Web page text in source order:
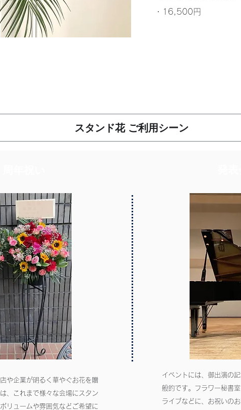
・16,500円
​スタンド花 ご利用シーン
や企業が明るく華やぐお花を贈
、これまで様々な会場にスタン
リュームや雰囲気などご希望に
イベントには、御出演の
般的です。フラワー秘書
ライブなどに、お祝いの